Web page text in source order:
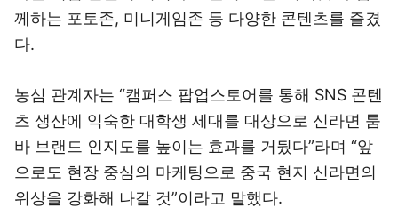
께하는 포토존, 미니게임존 등 다양한 콘텐츠를 즐겼
다.
농심 관계자는 “캠퍼스 팝업스토어를 통해 SNS 콘텐
츠 생산에 익숙한 대학생 세대를 대상으로 신라면 툼
바 브랜드 인지도를 높이는 효과를 거뒀다”라며 “앞
으로도 현장 중심의 마케팅으로 중국 현지 신라면의
위상을 강화해 나갈 것”이라고 말했다.